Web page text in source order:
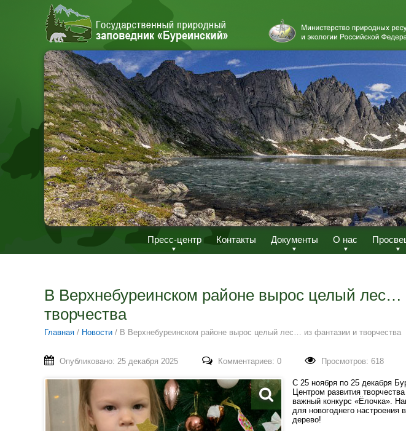
Пресс-центр Контакты Документы О нас
В Верхнебуреинском районе вырос целый лес…
творчества
Главная / Новости / В Верхнебуреинском районе вырос целый лес… из фантазии и творчества
Опубликовано: 25 декабря 2025 Комментариев: 0 Просмотров: 618
С 25 ноября по 25 декабря
Центром развития
важный конкурс «Ёлочка».
для новогоднего настроения
дерево!